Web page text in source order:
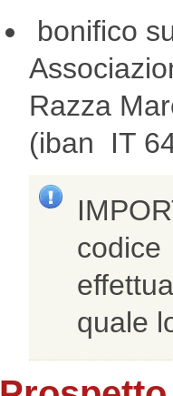
bonifico
Razza
(iban
IT
quale